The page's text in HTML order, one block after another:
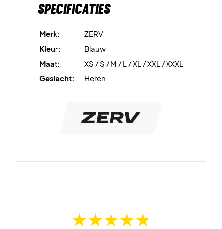
Materiaal: 88% polyester en 12% elastaan.
Specificaties
Merk:
ZERV
Kleur:
Blauw
Maat:
XS / S / M / L / XL / XXL / XXXL
Geslacht:
Heren